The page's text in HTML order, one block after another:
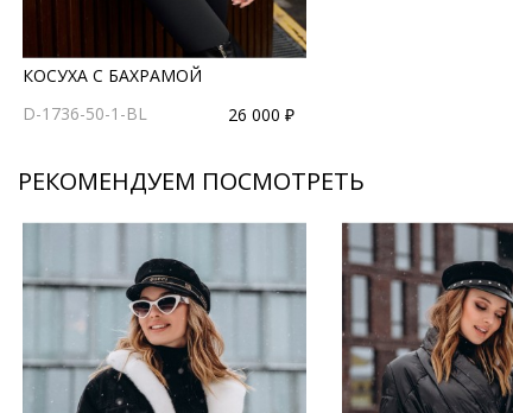
КОСУХА С БАХРАМОЙ
D-1736-50-1-BL
26 000 ₽
РЕКОМЕНДУЕМ ПОСМОТРЕТЬ